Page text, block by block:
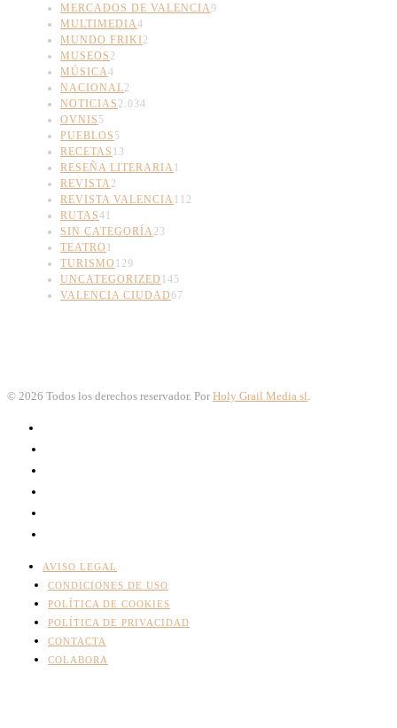
MERCADOS DE VALENCIA9
MULTIMEDIA4
MUNDO FRIKI2
MUSEOS 2
MÚSICA4
NACIONAL2
NOTICIAS 2.034
OVNIS 5
PUEBLOS 5
RECETAS 13
RESEÑA LITERARIA1
REVISTA2
REVISTA VALENCIA112
RUTAS41
SIN CATEGORÍA23
TEATRO 1
TURISMO 129
UNCATEGORIZED 145
VALENCIA CIUDAD67
© 2026 Todos los derechos reservador. Por Holy Grail Media sl
AVISO LEGAL
CONDICIONES DE USO
POLÍTICA DE COOKIES
POLÍTICA DE PRIVACIDAD
CONTACTA
COLABORA